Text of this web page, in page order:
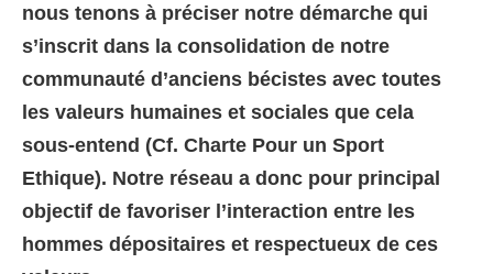
nous tenons à préciser notre démarche qui
s’inscrit dans la consolidation de notre
communauté d’anciens bécistes avec toutes
les valeurs humaines et sociales que cela
sous-entend (Cf. Charte Pour un Sport
Ethique). Notre réseau a donc pour principal
objectif de favoriser l’interaction entre les
hommes dépositaires et respectueux de ces